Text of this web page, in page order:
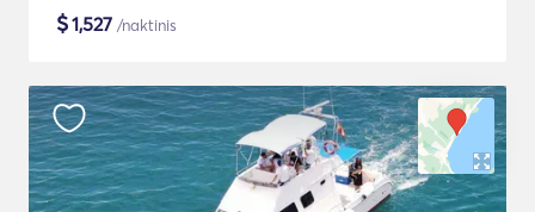
$1,527 /naktinis